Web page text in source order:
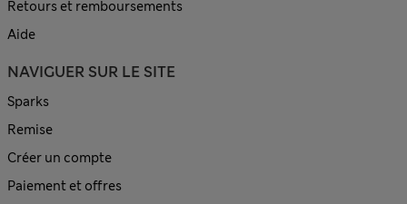
Retours et remboursements
Aide
NAVIGUER SUR LE SITE
Sparks
Remise
Créer un compte
Paiement et offres